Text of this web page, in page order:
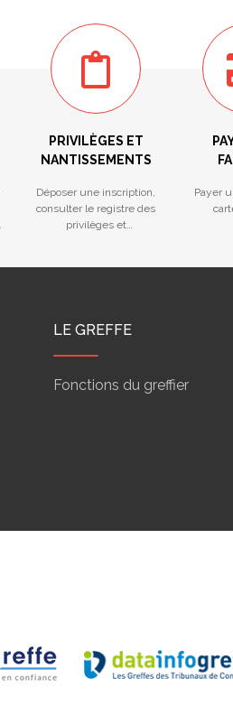
PRIVILÈGES ET
NANTISSEMENTS
Déposer une inscription,
consulter le registre des
privilèges et
Payer
LE GREFFE
Fonctions du greffier